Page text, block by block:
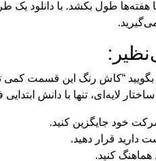
طول بکشد. با دانلود یک
لایه‌ای، تنها با دانش ابتدایی
خود جایگزین کنید.
دارید قرار دهید.
کنید.